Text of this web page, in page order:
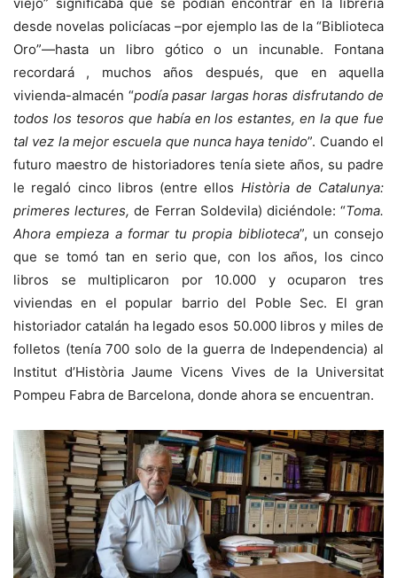
desde novelas policíacas –por ejemplo las de la “Biblioteca
Oro”—hasta un libro gótico o un incunable. Fontana
recordará , muchos años después, que en aquella
vivienda-almacén “podía pasar largas horas disfrutando de
todos los tesoros que había en los estantes, en la que fue
tal vez la mejor escuela que nunca haya tenido”. Cuando el
futuro maestro de historiadores tenía siete años, su padre
le regaló cinco libros (entre ellos Història de Catalunya:
primeres lectures, de Ferran Soldevila) diciéndole: “Toma.
Ahora empieza a formar tu propia biblioteca”, un consejo
que se tomó tan en serio que, con los años, los cinco
libros se multiplicaron por 10.000 y ocuparon tres
viviendas en el popular barrio del Poble Sec. El gran
historiador catalán ha legado esos 50.000 libros y miles de
folletos (tenía 700 solo de la guerra de Independencia) al
Institut d’Història Jaume Vicens Vives de la Universitat
Pompeu Fabra de Barcelona, donde ahora se encuentran.